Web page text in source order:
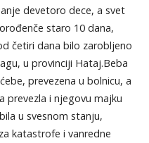
devetoro dece, a svet
staro 10 dana,
četiri dana bilo zarobljeno
u provinciji Hataj.Beba
prevezena u bolnicu, a
prevezla i njegovu majku
u svesnom stanju,
katastrofe i vanredne